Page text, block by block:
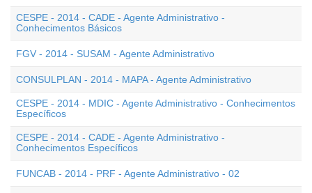
CESPE - 2014 - CADE - Agente Administrativo -
Conhecimentos Básicos
FGV - 2014 - SUSAM - Agente Administrativo
CONSULPLAN - 2014 - MAPA - Agente Administrativo
CESPE - 2014 - MDIC - Agente Administrativo - Conhecimentos
Específicos
CESPE - 2014 - CADE - Agente Administrativo -
Conhecimentos Específicos
FUNCAB - 2014 - PRF - Agente Administrativo - 02